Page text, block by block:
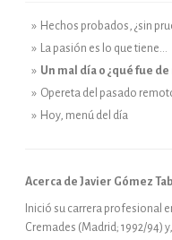
» Hechos probados, ¿sin
» La pasión es lo que tiene…
» Un mal día o ¿qué fue
» Opereta del pasado
» Hoy, menú del día
Acerca de Javier Gómez
Inició su carrera profesional
Cremades (Madrid; 1992/94)